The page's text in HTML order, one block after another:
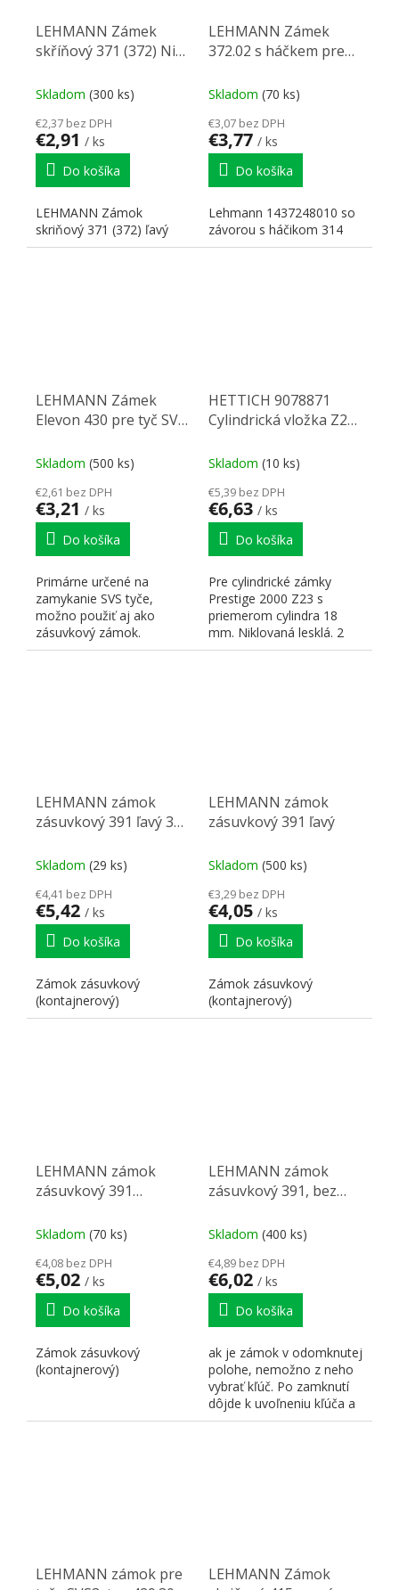
LEHMANN Zámek
skříňový 371 (372) Ni
Skladom (300 ks)
€2,37 bez DPH
€2,91 / ks
Do košíka
LEHMANN Zámok
skriňový 371 (372) ľavý
LEHMANN Zámek
372.02 s háčkem pre
Skladom (70 ks)
€3,07 bez DPH
€3,77 / ks
Do košíka
Lehmann 1437248010 so
závorou ​​s háčikom 314
LEHMANN Zámek
Elevon 430 pre tyč SVS
Skladom (500 ks)
€2,61 bez DPH
€3,21 / ks
Do košíka
Primárne určené na
zamykanie SVS tyče,
možno použiť aj ako
zásuvkový zámok.
HETTICH 9078871
Cylindrická vložka Z23
Skladom (10 ks)
€5,39 bez DPH
€6,63 / ks
Do košíka
Pre cylindrické zámky
Prestige 2000 Z23 s
priemerom cylindra 18
mm. Niklovaná lesklá. 2
kľúče zo zinkovej zliatiny....
LEHMANN zámok
zásuvkový 391 ľavý 32
Skladom (29 ks)
€4,41 bez DPH
€5,42 / ks
Do košíka
Zámok zásuvkový
(kontajnerový)
LEHMANN zámok
zásuvkový 391 ľavý
Skladom (500 ks)
€3,29 bez DPH
€4,05 / ks
Do košíka
Zámok zásuvkový
(kontajnerový)
LEHMANN zámok
zásuvkový 391
Skladom (70 ks)
€4,08 bez DPH
€5,02 / ks
Do košíka
Zámok zásuvkový
(kontajnerový)
LEHMANN zámok
zásuvkový 391, bez
pravý
Skladom (400 ks)
€4,89 bez DPH
€6,02 / ks
Do košíka
ak je zámok v odomknutej
polohe, nemožno z neho
vybrať kľúč. Po zamknutí
dôjde k uvoľneniu kľúča a
možnosti vybratia....
LEHMANN zámok pre
LEHMANN Zámok